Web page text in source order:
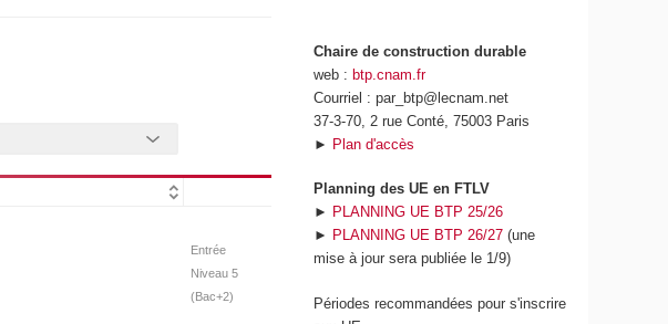
Entrée
Niveau 5
(Bac+2)
Chaire de construction durable
web :btp.cnam.fr
Courriel : par_btp@lecnam.net
37-3-70, 2 rue Conté, 75003 Paris
► Plan d'accès
Planning des UE en FTLV
► PLANNING UE BTP 25/26
► PLANNING UE BTP 26/27 (une
mise à jour sera publiée le 1/9)
Périodes recommandées pour s'inscrire